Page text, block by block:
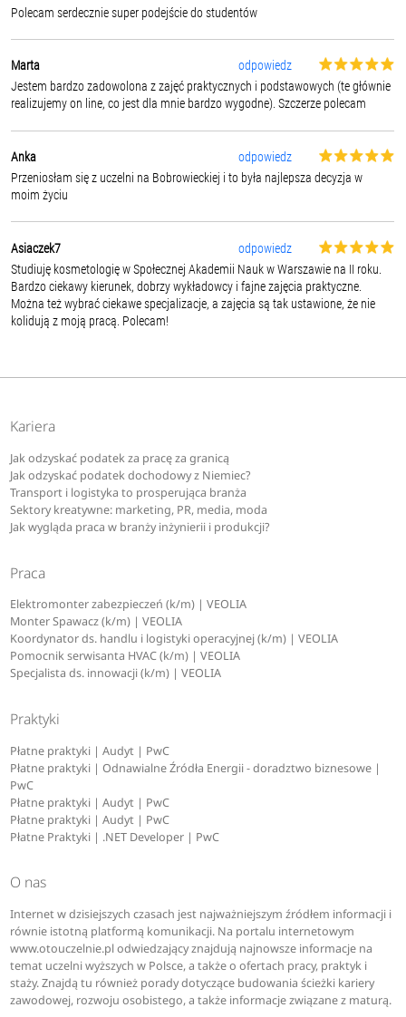
Polecam serdecznie super podejście do studentów
Marta
odpowiedz
Jestem bardzo zadowolona z zajęć praktycznych i podstawowych (te głównie
realizujemy on line, co jest dla mnie bardzo wygodne). Szczerze polecam
Anka
odpowiedz
Przeniosłam się z uczelni na Bobrowieckiej i to była najlepsza decyzja w
moim życiu
Asiaczek7
odpowiedz
Studiuję kosmetologię w Społecznej Akademii Nauk w Warszawie na II roku.
Bardzo ciekawy kierunek, dobrzy wykładowcy i fajne zajęcia praktyczne.
Można też wybrać ciekawe specjalizacje, a zajęcia są tak ustawione, że nie
kolidują z moją pracą. Polecam!
Kariera
Jak odzyskać podatek za pracę za granicą
Jak odzyskać podatek dochodowy z Niemiec?
Transport i logistyka to prosperująca branża
Sektory kreatywne: marketing, PR, media, moda
Jak wygląda praca w branży inżynierii i produkcji?
Praca
Elektromonter zabezpieczeń (k/m) | VEOLIA
Monter Spawacz (k/m) | VEOLIA
Koordynator ds. handlu i logistyki operacyjnej (k/m) | VEOLIA
Pomocnik serwisanta HVAC (k/m) | VEOLIA
Specjalista ds. innowacji (k/m) | VEOLIA
Praktyki
Płatne praktyki | Audyt | PwC
Płatne praktyki | Odnawialne Źródła Energii - doradztwo biznesowe |
PwC
Płatne praktyki | Audyt | PwC
Płatne praktyki | Audyt | PwC
Płatne Praktyki | .NET Developer | PwC
O nas
Internet w dzisiejszych czasach jest najważniejszym źródłem informacji i
równie istotną platformą komunikacji. Na portalu internetowym
www.otouczelnie.pl odwiedzający znajdują najnowsze informacje na
temat uczelni wyższych w Polsce, a także o ofertach pracy, praktyk i
staży. Znajdą tu również porady dotyczące budowania ścieżki kariery
zawodowej, rozwoju osobistego, a także informacje związane z maturą.